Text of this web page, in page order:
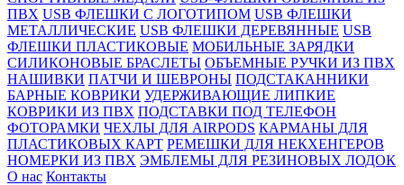
ПВХ USB ФЛЕШКИ С ЛОГОТИПОМ USB ФЛЕШКИ
МЕТАЛЛИЧЕСКИЕ USB ФЛЕШКИ ДЕРЕВЯННЫЕ USB
ФЛЕШКИ ПЛАСТИКОВЫЕ МОБИЛЬНЫЕ ЗАРЯДКИ
СИЛИКОНОВЫЕ БРАСЛЕТЫ ОБЪЕМНЫЕ РУЧКИ ИЗ ПВХ
НАШИВКИ ПАТЧИ И ШЕВРОНЫ ПОДСТАКАННИКИ
БАРНЫЕ КОВРИКИ УДЕРЖИВАЮЩИЕ ЛИПКИЕ
КОВРИКИ ИЗ ПВХ ПОДСТАВКИ ПОД ТЕЛЕФОН
ФОТОРАМКИ ЧЕХЛЫ ДЛЯ AIRPODS КАРМАНЫ ДЛЯ
ПЛАСТИКОВЫХ КАРТ РЕМЕШКИ ДЛЯ НЕКХЕНГЕРОВ
НОМЕРКИ ИЗ ПВХ ЭМБЛЕМЫ ДЛЯ РЕЗИНОВЫХ ЛОДОК
О нас Контакты